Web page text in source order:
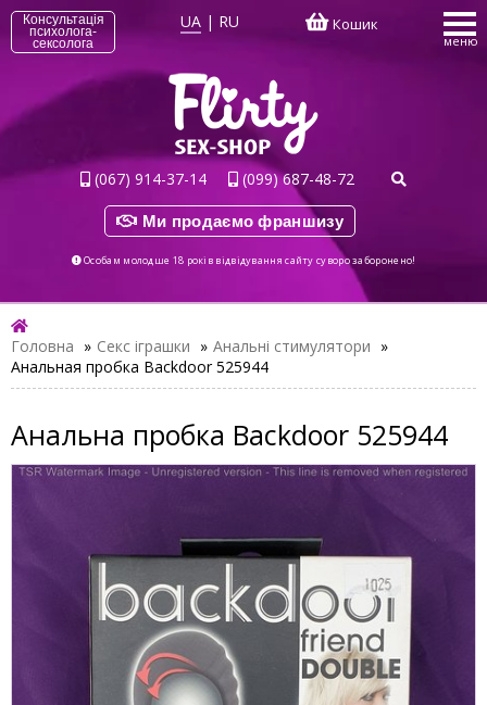
Консультація
психолога-
сексолога
UA | RU Кошик
меню
(067) 914-37-14 (099) 687-48-72
Ми продаємо франшизу
Особам молодше 18 років відвідування сайту суворо заборонено!
Головна » Секс іграшки » Анальні стимулятори »
Анальная пробка Backdoor 525944
Анальна пробка Backdoor 525944